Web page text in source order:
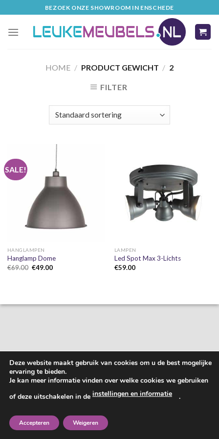
to
content
BEZOEK ONZE SHOWROOM IN ENSCHEDE
HOME / PRODUCT GEWICHT / 2
FILTER
SALE!
HANGLAMPEN
Hanglamp Dome
€69.00 Oorspronkelijke
€49.00Huidige
LAMPEN
Led Spot Max 3-Lichts
€59.00
Deze website maakt gebruik van cookies om u de best mogelijke
ervaring te bieden.
Je kan meer informatie vinden over welke cookies we gebruiken
of deze uitschakelen in de instellingen en informatie .
Accepteren Weigeren